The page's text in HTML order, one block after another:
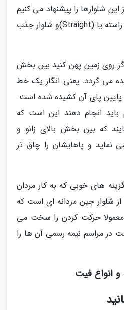
شلوارها را پیشنهاد می کنیم
که به ترتیب اولویت شلوار راسته یا (Straight)و شلوار جذب
اگر روی زمین پهن کنید بین بخش
می گردد. یعنی انگار یک خط
پایین پای آن کشیده شده است.
باید انجام دهند این است که
که بین بخش بالای زانو و
نماید و پاهایشان را چاق تر
های خوبی که به کار مردان
از شلوار جین مردانه ای است که
حرکت کردن را سخت می
در مراسم نیمه رسمی آن ها را
و انواع فیت